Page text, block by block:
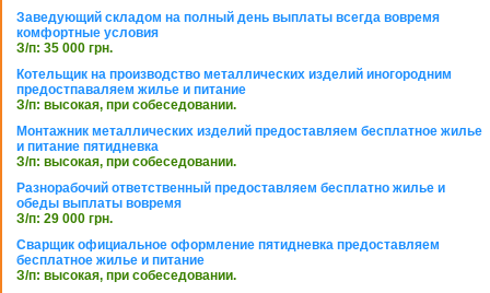
Заведующий складом на полный день выплаты всегда вовремя
комфортные условия
З/п: 35 000 грн.
Котельщик на производство металлических изделий иногородним
предостпаваляем жилье и питание
З/п: высокая, при собеседовании.
Монтажник металлических изделий предоставляем бесплатное жилье
и питание пятидневка
З/п: высокая, при собеседовании.
Разнорабочий ответственный предоставляем бесплатно жилье и
обеды выплаты вовремя
З/п: 29 000 грн.
Сварщик официальное оформление пятидневка предоставляем
бесплатное жилье и питание
З/п: высокая, при собеседовании.